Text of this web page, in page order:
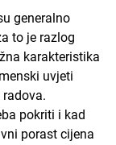
generalno
to je razlog
karakteristika
uvjeti
pokriti i kad
porast cijena